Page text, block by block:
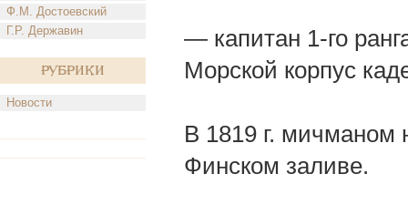
Ф.М. Достоевский
Г.Р. Державин
Рубрики
Новости
— капитан 1-го
Морской корпус
В 1819 г. мичманом
Финском заливе.